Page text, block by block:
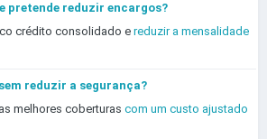
pretende reduzir encargos?
crédito consolidado e reduzir a mensalidade
reduzir a segurança?
melhores coberturas com um custo ajustado